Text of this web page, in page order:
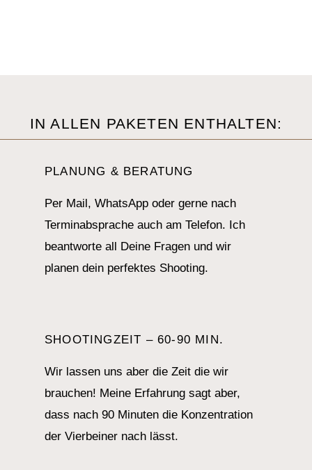
IN ALLEN PAKETEN ENTHALTEN:
PLANUNG & BERATUNG
Per Mail, WhatsApp oder gerne nach
Terminabsprache auch am Telefon. Ich
beantworte all Deine Fragen und wir
planen dein perfektes Shooting.
SHOOTINGZEIT – 60-90 MIN.
Wir lassen uns aber die Zeit die wir
brauchen! Meine Erfahrung sagt aber,
dass nach 90 Minuten die Konzentration
der Vierbeiner nach lässt.